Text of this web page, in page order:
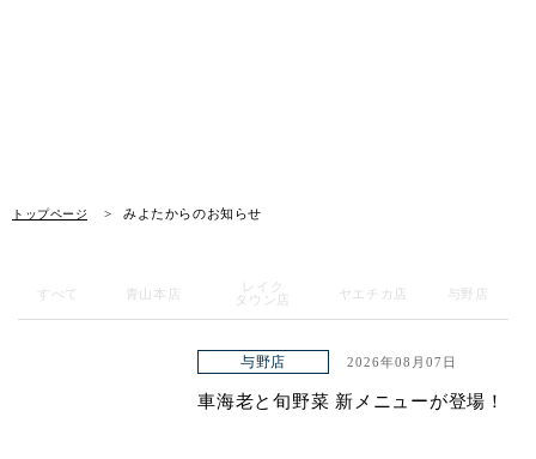
トップページ みよたからのお知らせ
メニュー 一覧
レイクタウン店
ヤエチカ店
すべて 青山本店
レイク
タウン店
ヤエチカ店 与野店
与野店 2026年08月07日
車海老と旬野菜 新メニューが登場！